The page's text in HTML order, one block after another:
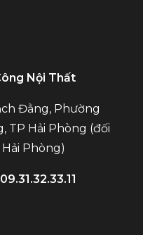
Nội Thất
Đằng, Phường
TP Hải Phòng (đối
Phòng)
09.31.32.33.11